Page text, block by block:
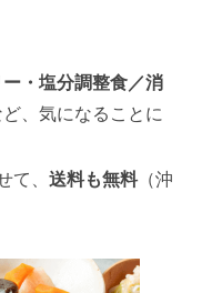
・塩分調整食／消
ど、気になることに
て、送料も無料（沖